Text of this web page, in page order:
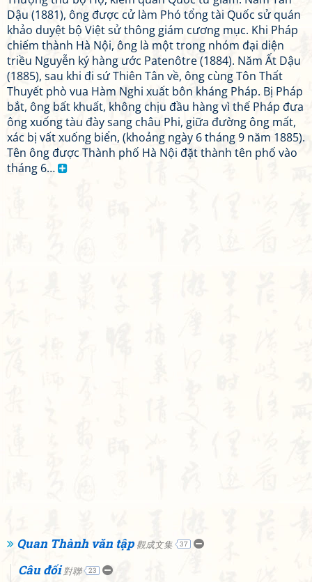
Dậu (1881), ông được cử làm Phó tổng tài Quốc sử quán
khảo duyệt bộ Việt sử thông giám cương mục. Khi Pháp
chiếm thành Hà Nội, ông là một trong nhóm đại diện
triều Nguyễn ký hàng ước Patenôtre (1884). Năm Ất Dậu
(1885), sau khi đi sứ Thiên Tân về, ông cùng Tôn Thất
Thuyết phò vua Hàm Nghi xuất bôn kháng Pháp. Bị Pháp
bắt, ông bất khuất, không chịu đầu hàng vì thế Pháp đưa
ông xuống tàu đày sang châu Phi, giữa đường ông mất,
xác bị vất xuống biển, (khoảng ngày 6 tháng 9 năm 1885).
Tên ông được Thành phố Hà Nội đặt thành tên phố vào
tháng 6…
Quan Thành văn tập 觀成文集 37
Câu đối對聯 23